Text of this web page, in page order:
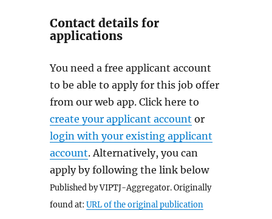
Contact details for
applications
You need a free applicant account
to be able to apply for this job offer
from our web app. Click here to
create your applicant account or
login with your existing applicant
account. Alternatively, you can
apply by following the link below
Published by VIPTJ-Aggregator. Originally
found at:URL of the original publication